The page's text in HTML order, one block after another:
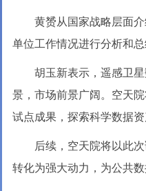
黄赟从国家战略层面
单位工作情况进行分析和
胡玉新表示，遥感卫
景，市场前景广阔。空天
试点成果，探索科学数据
后续，空天院将以此
转化为强大动力，为公共